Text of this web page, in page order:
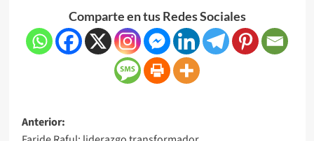
Comparte en tus Redes Sociales
Anterior: